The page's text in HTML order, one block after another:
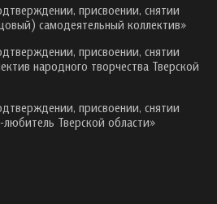
присвоении, снятии
самодеятельный коллектив»
присвоении, снятии
народного творчества Тверской
присвоении, снятии
Тверской области»